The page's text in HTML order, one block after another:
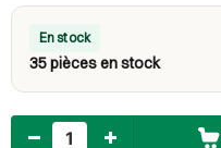
En stock
35 pièces en stock
Nombre